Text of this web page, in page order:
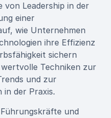
von Leadership in der
einer
wie Unternehmen
ihre Effizienz
sichern
Techniken zur
und zur
in der Praxis.
und